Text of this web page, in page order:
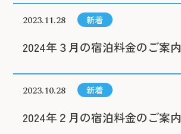
2023.11.28 新着
2024年３月の宿泊料金のご案内
2023.10.28 新着
2024年２月の宿泊料金のご案内